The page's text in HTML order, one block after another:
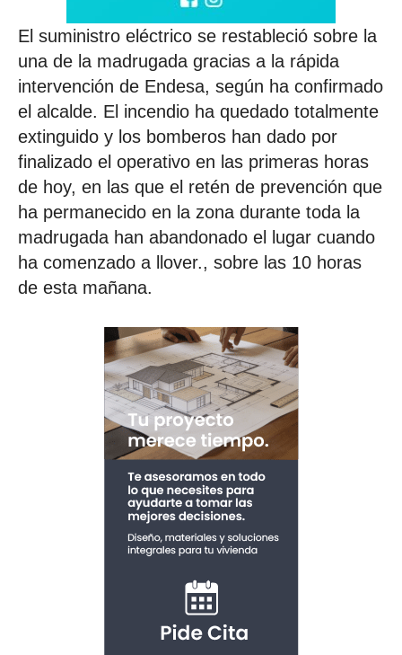
El suministro eléctrico se restableció sobre la
una de la madrugada gracias a la rápida
intervención de Endesa, según ha confirmado
el alcalde. El incendio ha quedado totalmente
extinguido y los bomberos han dado por
finalizado el operativo en las primeras horas
de hoy, en las que el retén de prevención que
ha permanecido en la zona durante toda la
madrugada han abandonado el lugar cuando
ha comenzado a llover., sobre las 10 horas
de esta mañana.